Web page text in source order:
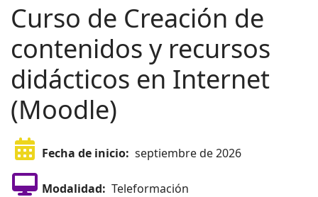
Curso de Creación de
contenidos y recursos
didácticos en Internet
(Moodle)
Fecha de inicio: septiembre de 2026
Modalidad: Teleformación